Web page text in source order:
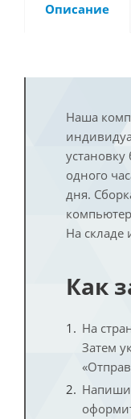
Описание
Наша
одного
дня.
На складе
Как
На
Затем